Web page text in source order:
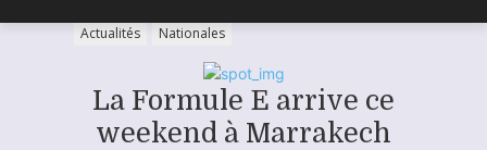
Actualités Nationales
La Formule E arrive ce
weekend à Marrakech